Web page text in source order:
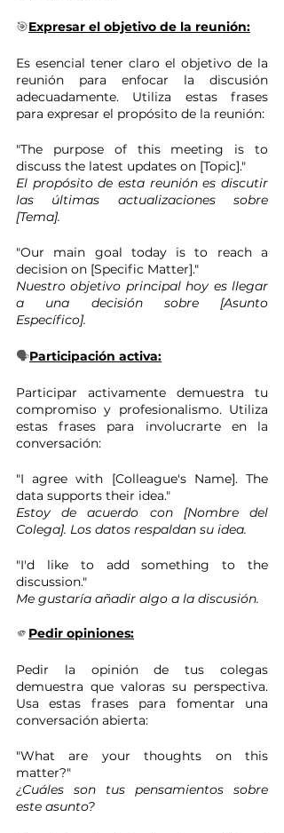
🎯Expresar el objetivo de la reunión:
Es esencial tener claro el objetivo de la
reunión para enfocar la discusión
adecuadamente. Utiliza estas frases
para expresar el propósito de la reunión:
"The purpose of this meeting is to
discuss the latest updates on [Topic]."
El propósito de esta reunión es discutir
las últimas actualizaciones sobre
[Tema].
"Our main goal today is to reach a
decision on [Specific Matter]."
Nuestro objetivo principal hoy es llegar
a una decisión sobre [Asunto
Específico].
🗣️Participación activa:
Participar activamente demuestra tu
compromiso y profesionalismo. Utiliza
estas frases para involucrarte en la
conversación:
"I agree with [Colleague's Name]. The
data supports their idea."
Estoy de acuerdo con [Nombre del
Colega]. Los datos respaldan su idea.
"I'd like to add something to the
discussion."
Me gustaría añadir algo a la discusión.
🫵 Pedir opiniones:
Pedir la opinión de tus colegas
demuestra que valoras su perspectiva.
Usa estas frases para fomentar una
conversación abierta:
"What are your thoughts on this
matter?"
¿Cuáles son tus pensamientos sobre
este asunto?